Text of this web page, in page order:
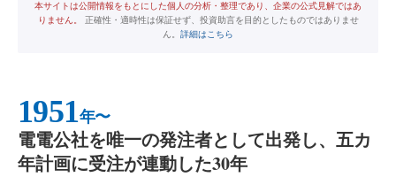
本サイトは公開情報をもとにした個人の分析・整理であり、企業の公式見解ではあ
りません。
正確性・適時性は保証せず、投資助言を目的としたものではありませ
ん。 詳細はこちら
1951年〜
電電公社を唯一の発注者として出発し、五カ
年計画に受注が連動した30年